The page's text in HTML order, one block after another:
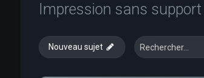
Impression sans support
Nouveau sujet